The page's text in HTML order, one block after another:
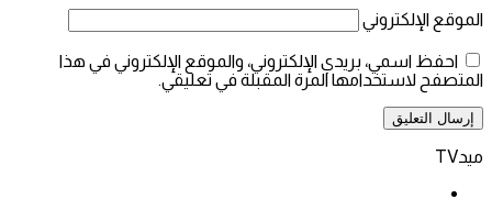
الموقع الإلكتروني
احفظ اسمي، بريدي الإلكتروني، والموقع الإلكتروني في هذا
المتصفح لاستخدامها المرة المقبلة في تعليقي.
ميدTV